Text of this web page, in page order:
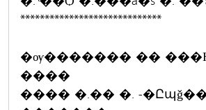
*****************************
�ѹ������� ��
����
���� �.�� �. -